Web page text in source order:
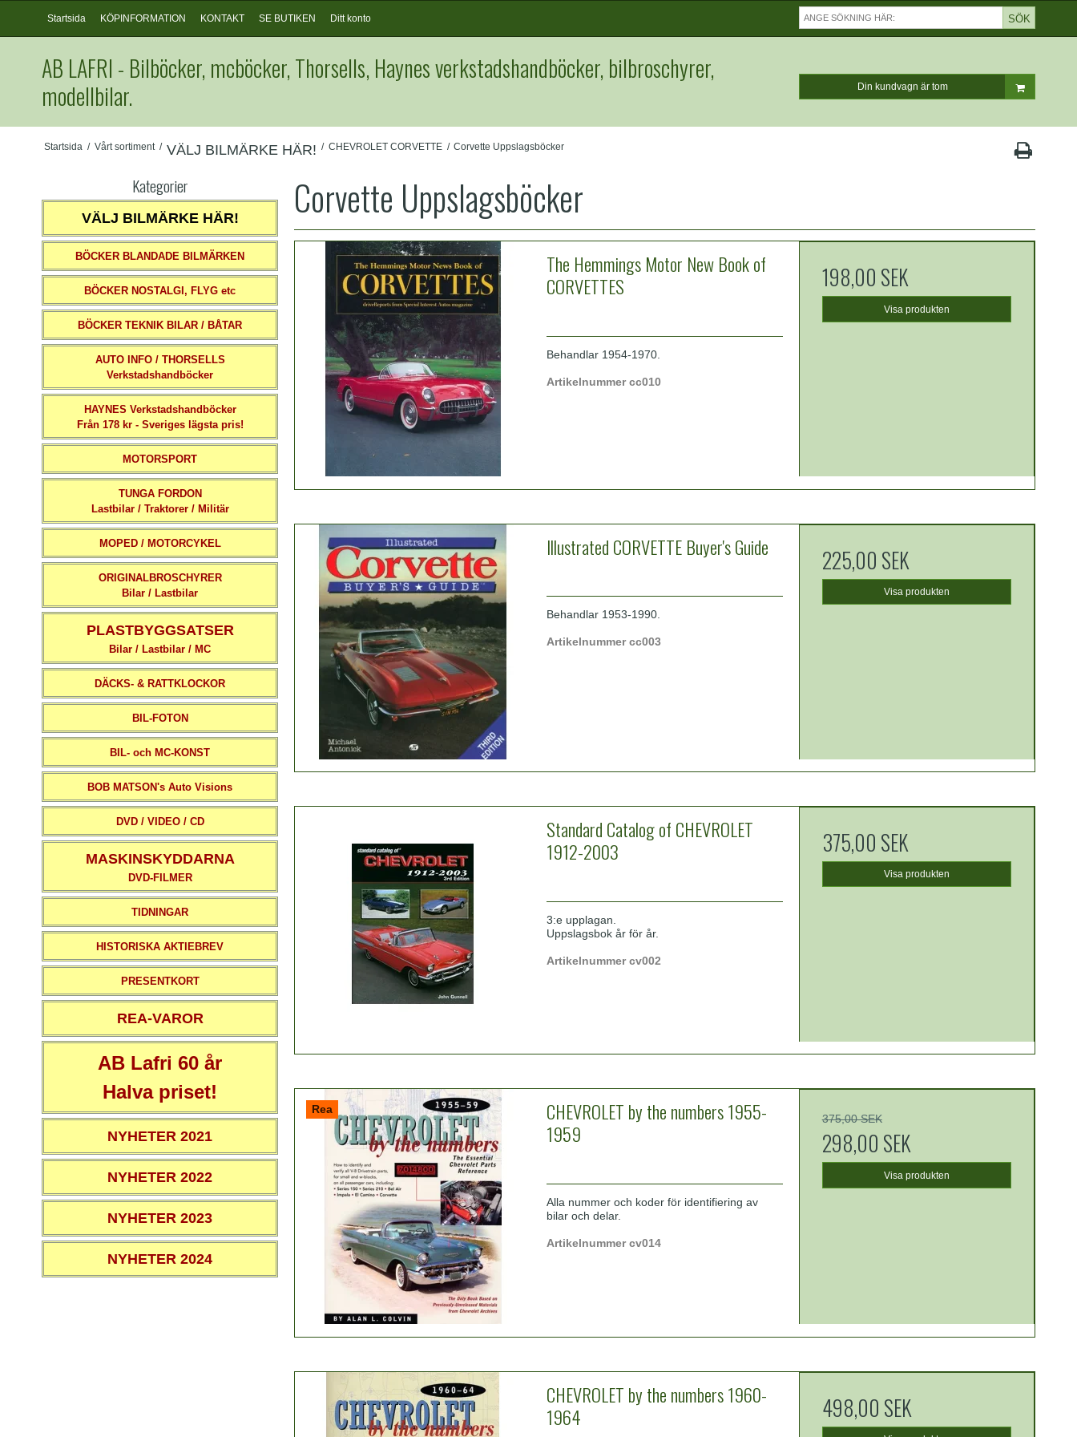
Startsida KÖPINFORMATION KONTAKT SE BUTIKEN Ditt konto SÖK
AB LAFRI - Bilböcker, mcböcker, Thorsells, Haynes verkstadshandböcker, bilbroschyrer,
modellbilar.
Din kundvagn är tom
Startsida / Vårt sortiment / VÄLJ BILMÄRKE HÄR! / CHEVROLET CORVETTE / Corvette Uppslagsböcker
Kategorier
VÄLJ BILMÄRKE HÄR!
BÖCKER BLANDADE BILMÄRKEN
BÖCKER NOSTALGI, FLYG etc
BÖCKER TEKNIK BILAR / BÅTAR
AUTO INFO / THORSELLS
Verkstadshandböcker
HAYNES Verkstadshandböcker
Från 178 kr - Sveriges lägsta pris!
MOTORSPORT
TUNGA FORDON
Lastbilar / Traktorer / Militär
MOPED / MOTORCYKEL
ORIGINALBROSCHYRER
Bilar / Lastbilar
PLASTBYGGSATSER
Bilar / Lastbilar / MC
DÄCKS- & RATTKLOCKOR
BIL-FOTON
BIL- och MC-KONST
BOB MATSON's Auto Visions
DVD / VIDEO / CD
MASKINSKYDDARNA
DVD-FILMER
TIDNINGAR
HISTORISKA AKTIEBREV
PRESENTKORT
REA-VAROR
AB Lafri 60 år
Halva priset!
NYHETER 2021
NYHETER 2022
NYHETER 2023
NYHETER 2024
Corvette Uppslagsböcker
The Hemmings Motor New Book of
CORVETTES
Behandlar 1954-1970.
Artikelnummer cc010
198,00 SEK
Visa produkten
Illustrated CORVETTE Buyer's Guide
Behandlar 1953-1990.
Artikelnummer cc003
225,00 SEK
Visa produkten
Standard Catalog of CHEVROLET
1912-2003
3:e upplagan.
Uppslagsbok år för år.
Artikelnummer cv002
375,00 SEK
Visa produkten
Rea
CHEVROLET by the numbers 1955-
1959
Alla nummer och koder för identifiering av
bilar och delar.
Artikelnummer cv014
375,00 SEK
298,00 SEK
Visa produkten
CHEVROLET by the numbers 1960-
1964
498,00 SEK